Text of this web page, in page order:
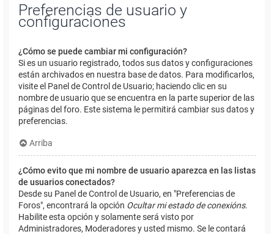
Preferencias de usuario y
configuraciones
¿Cómo se puede cambiar mi configuración?
Si es un usuario registrado, todos sus datos y configuraciones
están archivados en nuestra base de datos. Para modificarlos,
visite el Panel de Control de Usuario; haciendo clic en su
nombre de usuario que se encuentra en la parte superior de las
páginas del foro. Este sistema le permitirá cambiar sus datos y
preferencias.
Arriba
¿Cómo evito que mi nombre de usuario aparezca en las listas
de usuarios conectados?
Desde su Panel de Control de Usuario, en "Preferencias de
Foros", encontrará la opción Ocultar mi estado de conexións.
Habilite esta opción y solamente será visto por
Administradores, Moderadores y usted mismo. Se le contará